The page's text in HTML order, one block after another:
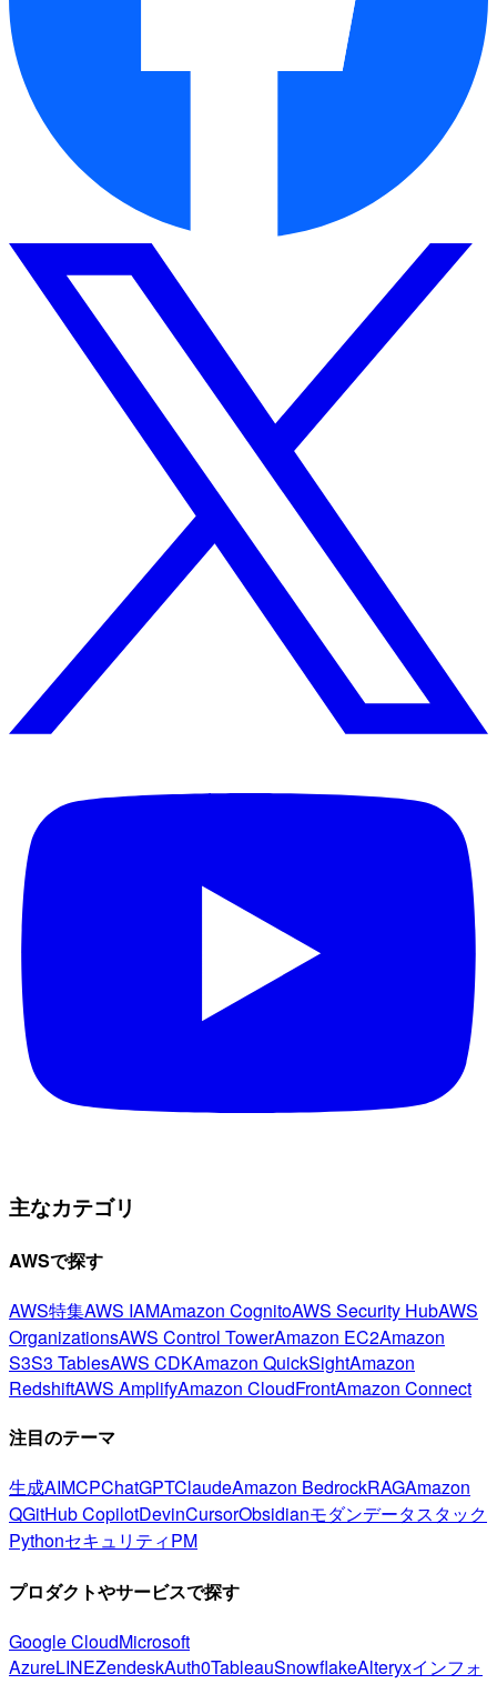
主なカテゴリ
AWSで探す
AWS特集AWS IAMAmazon CognitoAWS Security HubAWS
OrganizationsAWS Control TowerAmazon EC2Amazon
S3S3 TablesAWS CDKAmazon QuickSightAmazon
RedshiftAWS AmplifyAmazon CloudFrontAmazon Connect
注目のテーマ
生成AIMCPChatGPTClaudeAmazon BedrockRAGAmazon
QGitHub CopilotDevinCursorObsidianモダンデータスタック
PythonセキュリティPM
プロダクトやサービスで探す
Google CloudMicrosoft
AzureLINEZendeskAuth0TableauSnowflakeAlteryxインフォ